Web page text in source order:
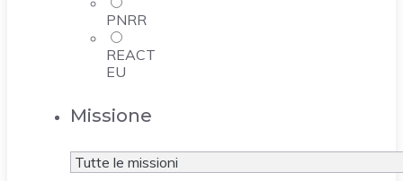
PNRR
REACT
EU
Missione